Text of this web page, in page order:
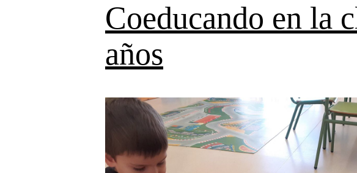
Coeducando en la
años